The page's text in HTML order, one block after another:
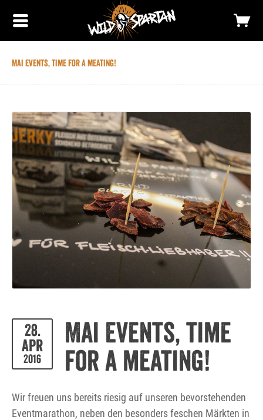
Mai Events, time for a meating!
28.
Apr
2016
Mai Events, time
for a meating!
Wir freuen uns bereits riesig auf unseren bevorstehenden
Eventmarathon, neben den besonders feschen Märkten in